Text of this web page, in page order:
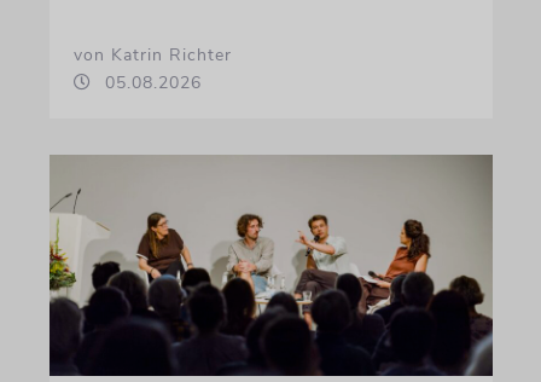
von Katrin Richter
05.08.2026